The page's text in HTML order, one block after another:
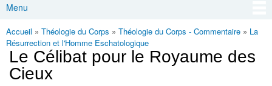
Menu
Vous êtes ici
Accueil » Théologie du Corps » Théologie du Corps - Commentaire » La
Résurrection et l'Homme Eschatologique
Le Célibat pour le Royaume des
Cieux